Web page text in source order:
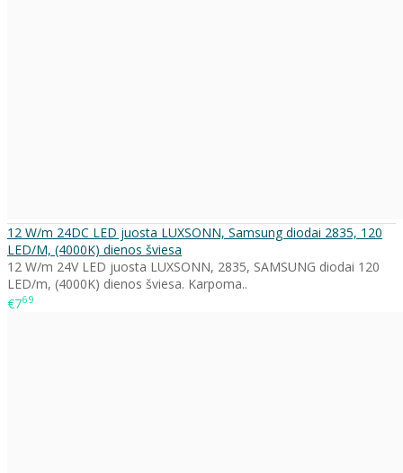
12 W/m 24DC LED juosta LUXSONN, Samsung diodai 2835, 120
LED/M, (4000K) dienos šviesa
12 W/m 24V LED juosta LUXSONN, 2835, SAMSUNG diodai 120
LED/m, (4000K) dienos šviesa. Karpoma..
€769